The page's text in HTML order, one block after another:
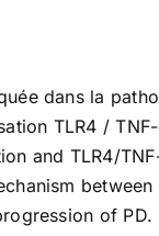
dans la
TLR4 /
and TLR4/
of